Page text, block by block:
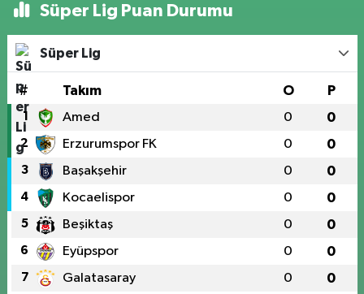
Süper Lig Puan Durumu
Süper Lig
# Takım O P
1 Amed 0 0
2 Erzurumspor FK 0 0
3 Başakşehir 0 0
4 Kocaelispor 0 0
5 Beşiktaş 0 0
6 Eyüpspor 0 0
7 Galatasaray 0 0